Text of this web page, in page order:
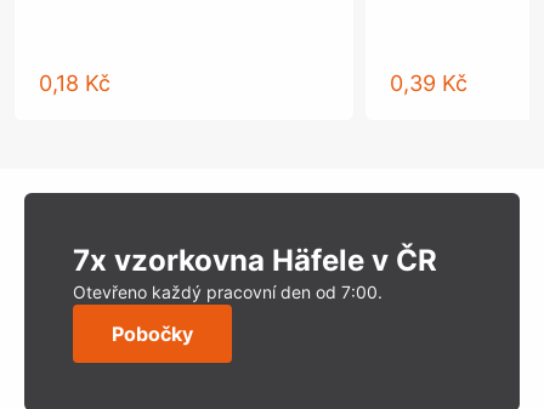
0,18 Kč 0,39 Kč
7x vzorkovna Häfele v ČR
Otevřeno každý pracovní den od 7:00.
Pobočky